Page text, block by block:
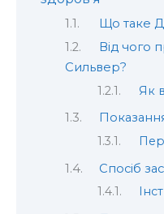
Що таке
Від чого
Сильвер?
Як
Спосіб